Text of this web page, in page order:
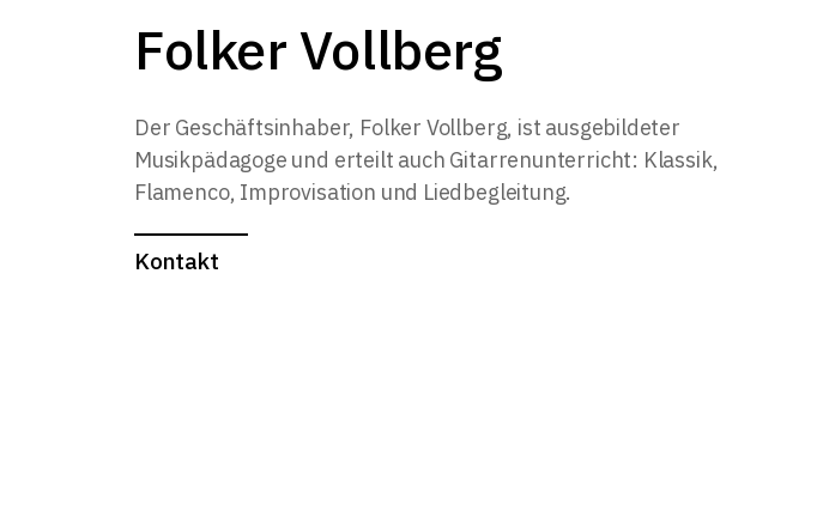
Folker Vollberg
Der Geschäftsinhaber, Folker Vollberg, ist ausgebildeter
Musikpädagoge und erteilt auch Gitarrenunterricht: Klassik,
Flamenco, Improvisation und Liedbegleitung.
Kontakt